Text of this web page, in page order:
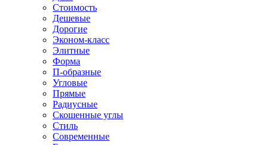
Стоимость
Дешевые
Дорогие
Эконом-класс
Элитные
Форма
П-образные
Угловые
Прямые
Радиусные
Скошенные углы
Стиль
Современные